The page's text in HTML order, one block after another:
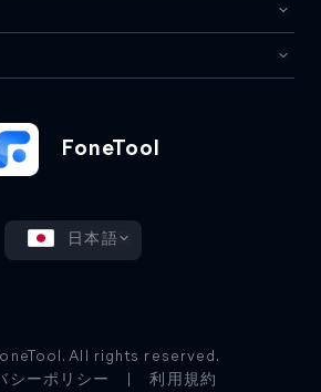
FoneTool
日本語
All rights reserved.
シーポリシー
利用規約